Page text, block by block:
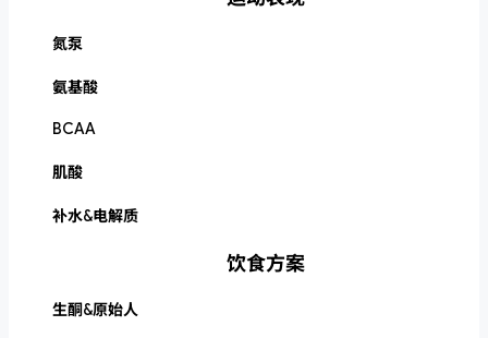
氮泵
氨基酸
BCAA
肌酸
补水&电解质
饮食方案
生酮&原始人